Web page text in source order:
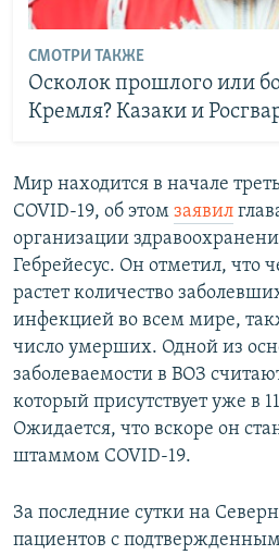
СМОТРИ ТАКЖЕ
Осколок прошлого или
Кремля? Казаки и
Мир находится в начале
COVID-19, об этом заявил
организации
Гебрейесус. Он отметил, что
растет количество
инфекцией во всем мире,
число умерших. Одной из
заболеваемости в ВОЗ
который присутствует уже в
Ожидается, что вскоре он
штаммом COVID-19.
За последние сутки на
пациентов с